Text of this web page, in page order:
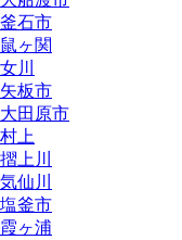
釜石市
鼠ヶ関
女川
矢板市
大田原市
村上
摺上川
気仙川
塩釜市
霞ヶ浦